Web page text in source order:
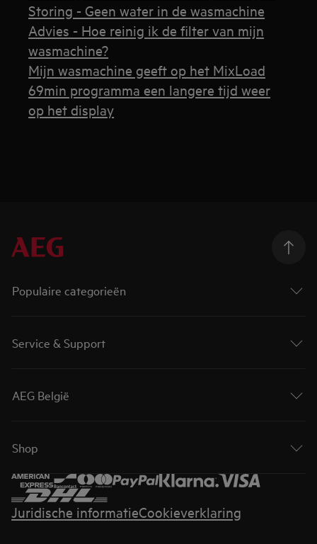
Storing - Geen water in de wasmachine
Advies - Hoe reinig ik de filter van mijn
wasmachine?
Mijn wasmachine geeft op het MixLoad
69min programma een langere tijd weer
op het display
Populaire categorieën
Service & Support
AEG België
Shop
Juridische informatieCookieverklaring